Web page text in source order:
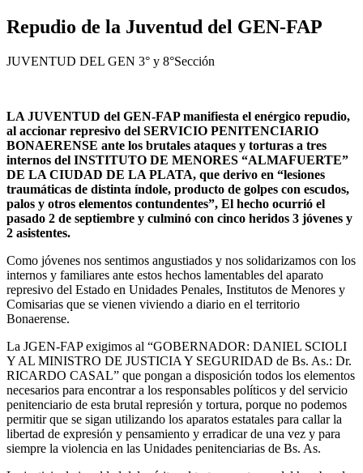
Repudio de la Juventud del GEN-FAP
JUVENTUD DEL GEN 3° y 8°Sección
LA JUVENTUD del GEN-FAP manifiesta el enérgico repudio,
al accionar represivo del SERVICIO PENITENCIARIO
BONAERENSE ante los brutales ataques y torturas a tres
internos del INSTITUTO DE MENORES “ALMAFUERTE”
DE LA CIUDAD DE LA PLATA, que derivo en “lesiones
traumáticas de distinta índole, producto de golpes con escudos,
palos y otros elementos contundentes”, El hecho ocurrió el
pasado 2 de septiembre y culminó con cinco heridos 3 jóvenes y
2 asistentes.
Como jóvenes nos sentimos angustiados y nos solidarizamos con los
internos y familiares ante estos hechos lamentables del aparato
represivo del Estado en Unidades Penales, Institutos de Menores y
Comisarias que se vienen viviendo a diario en el territorio
Bonaerense.
La JGEN-FAP exigimos al “GOBERNADOR: DANIEL SCIOLI
Y AL MINISTRO DE JUSTICIA Y SEGURIDAD de Bs. As.: Dr.
RICARDO CASAL” que pongan a disposición todos los elementos
necesarios para encontrar a los responsables políticos y del servicio
penitenciario de esta brutal represión y tortura, porque no podemos
permitir que se sigan utilizando los aparatos estatales para callar la
libertad de expresión y pensamiento y erradicar de una vez y para
siempre la violencia en las Unidades penitenciarias de Bs. As.